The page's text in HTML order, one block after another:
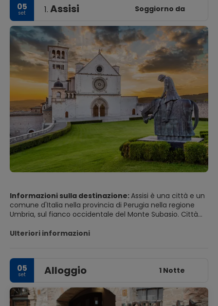
05
set 1. Assisi Soggiorno da
Informazioni sulla destinazione:Assisi è una città e un
comune d'Italia nella provincia di Perugia nella regione
Umbria, sul fianco occidentale del Monte Subasio. Città
• Piazza Matteotti attraversa la strada e scende verso la
Cattedrale di San Rufino, che ha probabilmente la
facciata più bella di tutte le chiese della città.
• Via San Rufino. C'è una piccola fontana conosciuta
come la "" fontana dei leoni "". Ci sono due principali
Ulteriori informazioni
05
set Alloggio 1 Notte